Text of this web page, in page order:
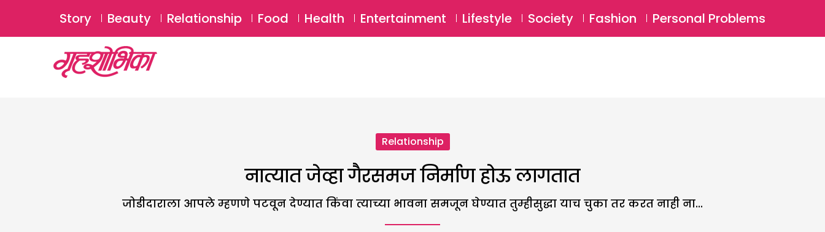
SUBSCRIBE Login ⚲
Story Beauty Relationship Food Health Entertainment Lifestyle Society Fashion Personal Problems
Relationship
नात्यात जेव्हा गैरसमज निर्माण होऊ लागतात
जोडीदाराला आपले म्हणणे पटवून देण्यात किंवा त्याच्या भावना समजून घेण्यात तुम्हीसुद्धा याच चुका तर करत नाही ना...